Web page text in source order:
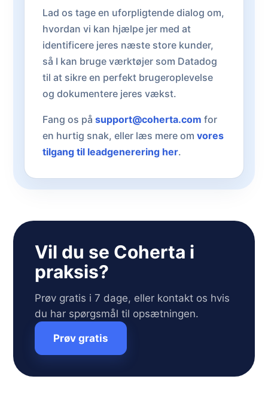
Lad os tage en uforpligtende dialog om,
hvordan vi kan hjælpe jer med at
identificere jeres næste store kunder,
så I kan bruge værktøjer som Datadog
til at sikre en perfekt brugeroplevelse
og dokumentere jeres vækst.
Fang os på support@coherta.com for
en hurtig snak, eller læs mere om vores
tilgang til leadgenerering her.
Vil du se Coherta i
praksis?
Prøv gratis i 7 dage, eller kontakt os hvis
du har spørgsmål til opsætningen.
Prøv gratis